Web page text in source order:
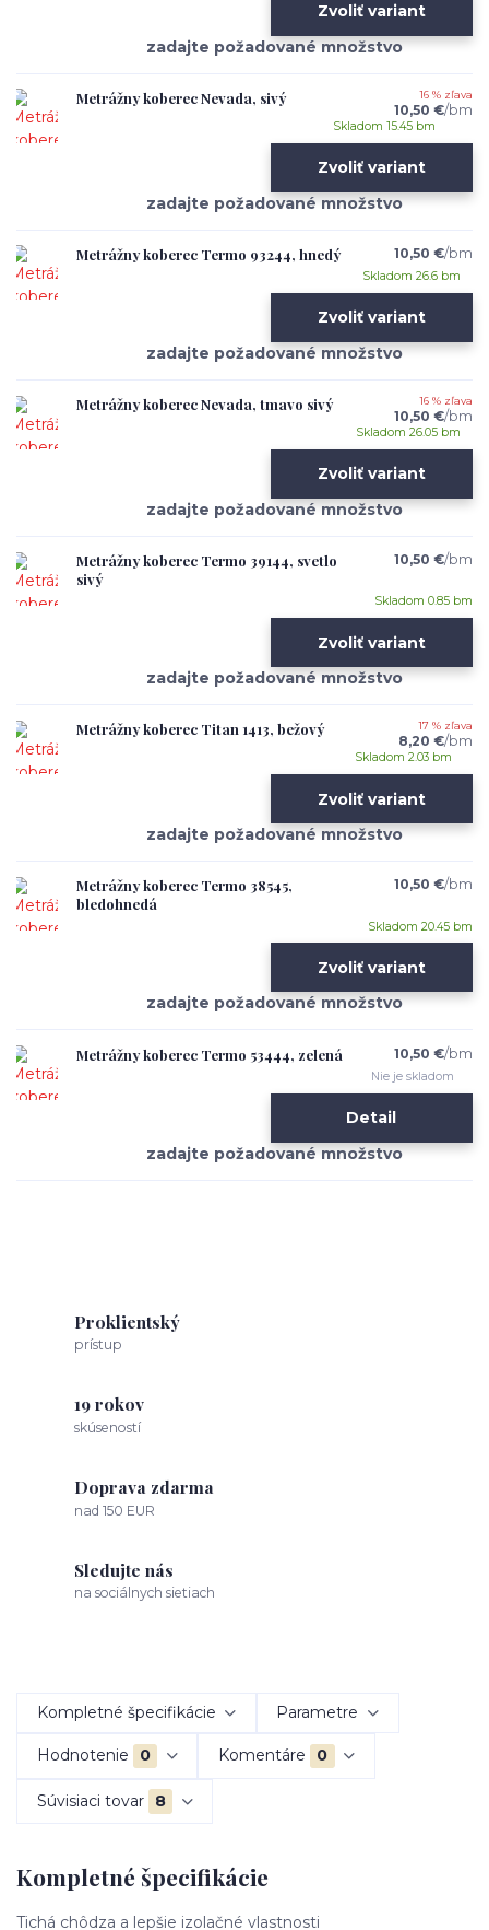
Zvoliť variant
Metrážny koberec Nevada, sivý 16 % zľava
10,50 €/bm
Skladom 15.45 bm
Zvoliť variant
Metrážny koberec Termo 93244, hnedý 10,50 €/bm
Skladom 26.6 bm
Zvoliť variant
Metrážny koberec Nevada, tmavo sivý 16 % zľava
10,50 €/bm
Skladom 26.05 bm
Zvoliť variant
Metrážny koberec Termo 39144, svetlo
sivý
10,50 €/bm
Skladom 0.85 bm
Zvoliť variant
Metrážny koberec Titan 1413, bežový 17 % zľava
8,20 €/bm
Skladom 2.03 bm
Zvoliť variant
Metrážny koberec Termo 38545,
bledohnedá
10,50 €/bm
Skladom 20.45 bm
Zvoliť variant
Metrážny koberec Termo 53444, zelená 10,50 €/bm
Nie je skladom
Detail
Proklientský
prístup
19 rokov
skúseností
Doprava zdarma
nad 150 EUR
Sledujte nás
na sociálnych sietiach
Kompletné špecifikácie Parametre
Hodnotenie 0 Komentáre 0
Súvisiaci tovar 8
Kompletné špecifikácie
Tichá chôdza a lepšie izolačné vlastnosti